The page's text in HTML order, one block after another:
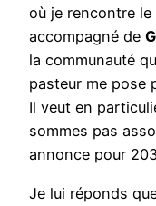
où je rencontre le
accompagné de
la communauté
pasteur me pose
Il veut en
sommes pas
annonce pour
Je lui réponds